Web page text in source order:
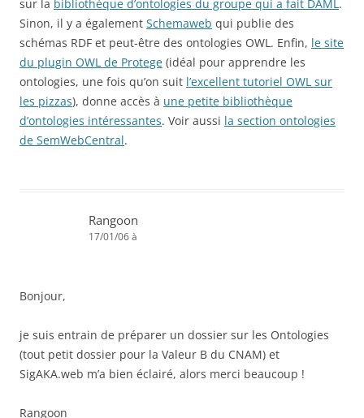
sur la bibliothèque d’ontologies du groupe qui a fait DAML.
Sinon, il y a également Schemaweb qui publie des
schémas RDF et peut-être des ontologies OWL. Enfin, le site
du plugin OWL de Protege (idéal pour apprendre les
ontologies, une fois qu’on suit l’excellent tutoriel OWL sur
les pizzas), donne accès à une petite bibliothèque
d’ontologies intéressantes. Voir aussi la section ontologies
de SemWebCentral.
Rangoon
17/01/06 à
Bonjour,
je suis entrain de préparer un dossier sur les Ontologies
(tout petit dossier pour la Valeur B du CNAM) et
SigAKA.web m’a bien éclairé, alors merci beaucoup !
Rangoon